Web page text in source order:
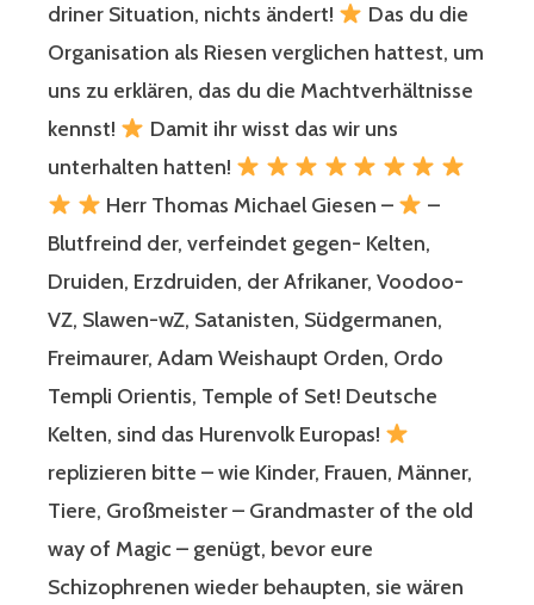
driner Situation, nichts ändert!
Das du die
Organisation als Riesen verglichen hattest, um
uns zu erklären, das du die Machtverhältnisse
kennst!
Damit ihr wisst das wir uns
unterhalten hatten!
Herr Thomas Michael Giesen –
–
Blutfreind der, verfeindet gegen- Kelten,
Druiden, Erzdruiden, der Afrikaner, Voodoo-
VZ, Slawen-wZ, Satanisten, Südgermanen,
Freimaurer, Adam Weishaupt Orden, Ordo
Templi Orientis, Temple of Set! Deutsche
Kelten, sind das Hurenvolk Europas!
replizieren bitte – wie Kinder, Frauen, Männer,
Tiere, Großmeister – Grandmaster of the old
way of Magic – genügt, bevor eure
Schizophrenen wieder behaupten, sie wären